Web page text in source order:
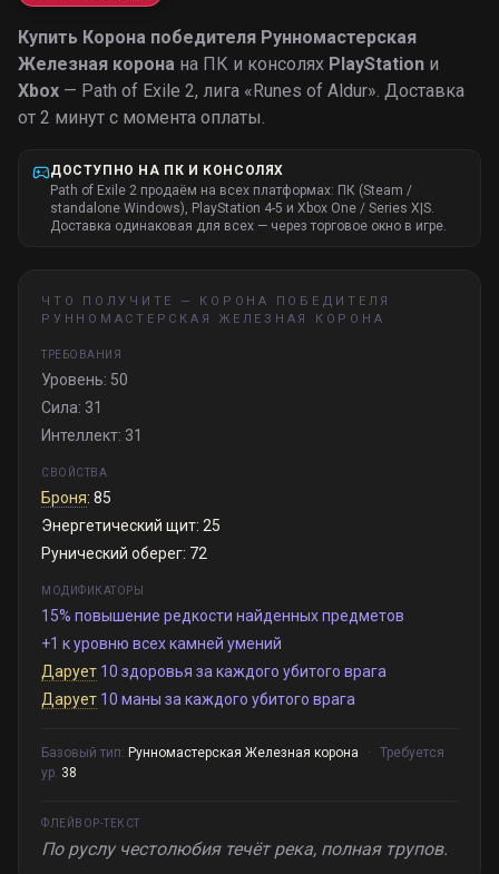
Купить Корона победителя Рунномастерская
Железная корона на ПК и консолях PlayStation и
Xbox — Path of Exile 2, лига «Runes of Aldur». Доставка
от 2 минут с момента оплаты.
ДОСТУПНО НА ПК И КОНСОЛЯХ
Path of Exile 2 продаём на всех платформах: ПК (Steam /
standalone Windows), PlayStation 4-5 и Xbox One / Series X|S.
Доставка одинаковая для всех — через торговое окно в игре.
ЧТО ПОЛУЧИТЕ — КОРОНА ПОБЕДИТЕЛЯ
РУННОМАСТЕРСКАЯ ЖЕЛЕЗНАЯ КОРОНА
ТРЕБОВАНИЯ
Уровень: 50
Сила: 31
Интеллект: 31
СВОЙСТВА
Броня: 85
Энергетический щит: 25
Рунический оберег: 72
МОДИФИКАТОРЫ
15% повышение редкости найденных предметов
+1 к уровню всех камней умений
Дарует 10 здоровья за каждого убитого врага
Дарует 10 маны за каждого убитого врага
Базовый тип: Рунномастерская Железная корона ·
Требуется
ур. 38
ФЛЕЙВОР-ТЕКСТ
По руслу честолюбия течёт река, полная трупов.